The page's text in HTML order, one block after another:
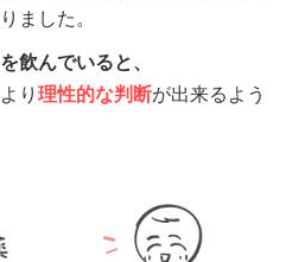
ました。
飲んでいると、
り理性的な判断が出来るよう